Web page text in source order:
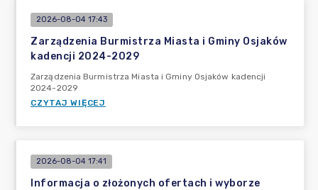
2026-08-04 17:43
Zarządzenia Burmistrza Miasta i Gminy Osjaków
kadencji 2024-2029
Zarządzenia Burmistrza Miasta i Gminy Osjaków kadencji
2024-2029
CZYTAJ WIĘCEJ
2026-08-04 17:41
Informacja o złożonych ofertach i wyborze